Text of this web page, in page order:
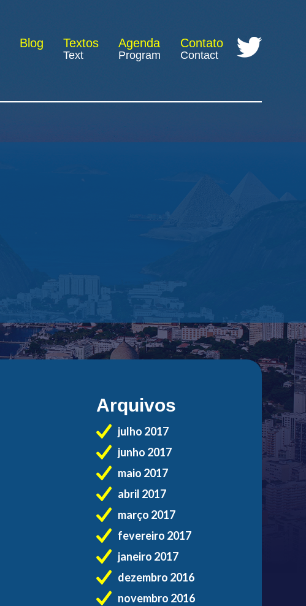
Blog Textos
Text
Agenda
Program
Contato
Contact
Arquivos
julho 2017
junho 2017
maio 2017
abril 2017
março 2017
fevereiro 2017
janeiro 2017
dezembro 2016
novembro 2016